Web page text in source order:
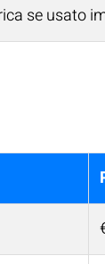
se usato